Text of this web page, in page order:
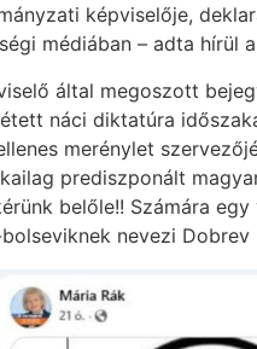
képviselője,
médiában – adta hírül a
által megoszott
náci diktatúra
merénylet
prediszponált
belőle!! Számára
nevezi Dobrev